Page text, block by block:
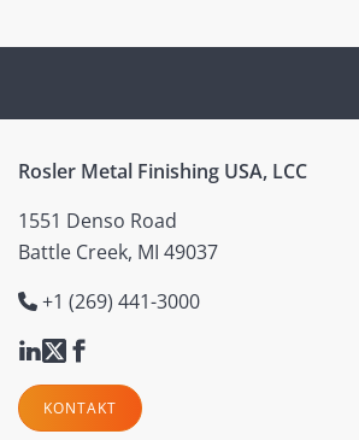
Rosler Metal Finishing USA, LCC
1551 Denso Road
Battle Creek, MI 49037
+1 (269) 441-3000
KONTAKT